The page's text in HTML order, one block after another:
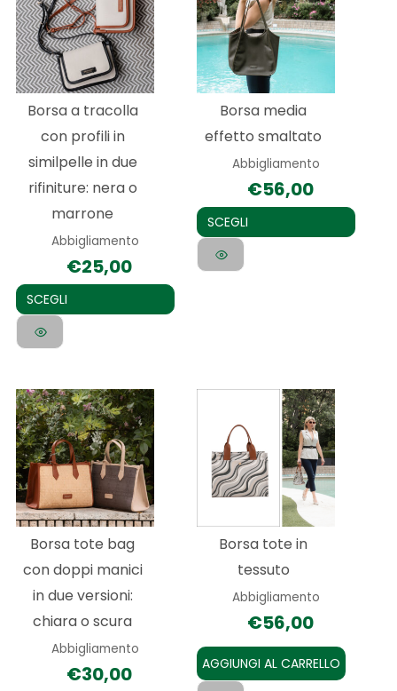
Borsa a tracolla
con profili in
similpelle in due
rifiniture: nera o
marrone
Abbigliamento
€25,00
SCEGLI
ha
più
varianti.
Le
opzioni
possono
essere
scelte
nella
pagina
del
Borsa media
effetto smaltato
Abbigliamento
€56,00
SCEGLI
ha
più
varianti.
Le
opzioni
possono
essere
scelte
Borsa tote bag
con doppi manici
in due versioni:
chiara o scura
Abbigliamento
€30,00
Questo
prodotto
ha
più
varianti.
Le
opzioni
possono
essere
scelte
nella
pagina
Borsa tote in
tessuto
Abbigliamento
€56,00
AGGIUNGI AL CARRELLO